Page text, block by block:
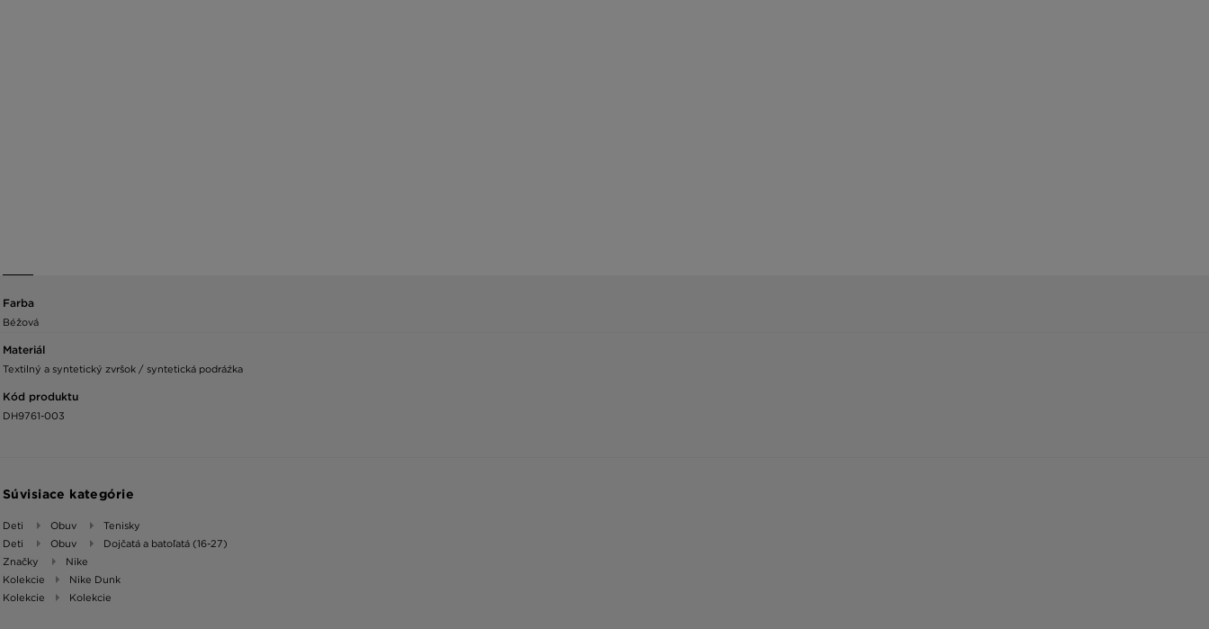
Farba
Béžová
Materiál
Textilný a syntetický zvršok / syntetická podráźka
Kód produktu
DH9761-003
Súvisiace kategórie
Deti Obuv
Tenisky
Deti
Obuv
Dojčatá a batoľatá (16-27)
Značky
Nike
Kolekcie
Nike Dunk
Kolekcie
Kolekcie